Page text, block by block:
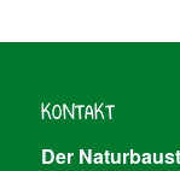
KONTAKT
Der